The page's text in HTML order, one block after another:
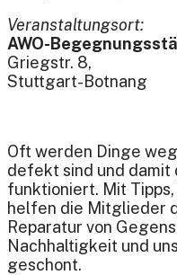
Veranstaltungsort:
AWO-
Griegstr. 8,
Stuttgart-Botnang
Oft werden Dinge
defekt sind und damit
funktioniert. Mit
helfen die Mitglieder
Reparatur von
Nachhaltigkeit und
geschont.